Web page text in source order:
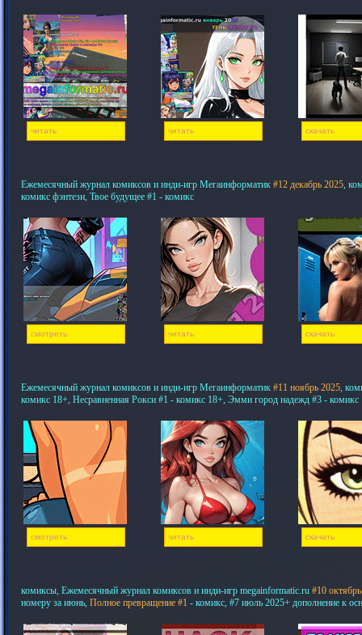
читать читать скачать
Ежемесячный журнал комиксов и инди-игр Мегаинформатик #12 декабрь 2025,
комикс фэнтези, Твое будущее #1 - комикс
смотреть читать скачать
Ежемесячный журнал комиксов и инди-игр Мегаинформатик #11 ноябрь 2025,
комикс 18+, Несравненная Рокси #1 - комикс 18+, Эмми город надежд #3 - комикс
смотреть читать скачать
комиксы, Ежемесячный журнал комиксов и инди-игр megainformatic.ru #10
номеру за июнь, Полное превращение #1 - комикс, #7 июль 2025+ дополнение к